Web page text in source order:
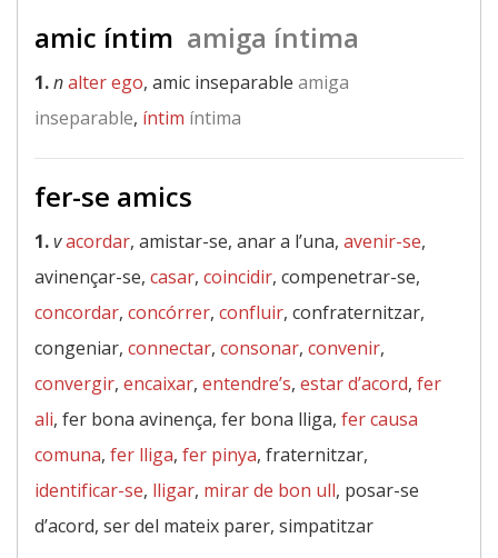
amic íntim amiga íntima
1.nalter ego, amic inseparable amiga
inseparable, íntim íntima
fer-se amics
1.vacordar, amistar-se, anar a l’una, avenir-se,
avinençar-se, casar, coincidir, compenetrar-se,
concordar, concórrer, confluir, confraternitzar,
congeniar, connectar, consonar, convenir,
convergir, encaixar, entendre’s, estar d’acord, fer
ali, fer bona avinença, fer bona lliga, fer causa
comuna, fer lliga, fer pinya, fraternitzar,
identificar-se, lligar, mirar de bon ull, posar-se
d’acord, ser del mateix parer, simpatitzar